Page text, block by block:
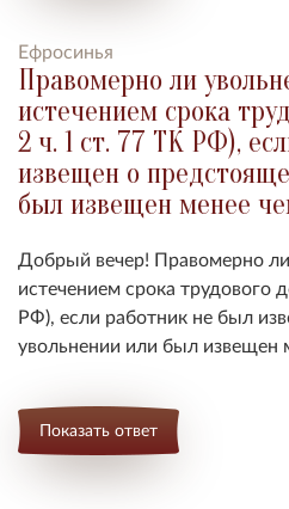
Ефросинья
Правомерно ли
истечением срока
2 ч. 1 ст. 77 ТК РФ),
извещен о
был извещен менее
Добрый вечер! Правомерно
истечением срока трудового
РФ), если работник не был
увольнении или был извещен
Показать ответ